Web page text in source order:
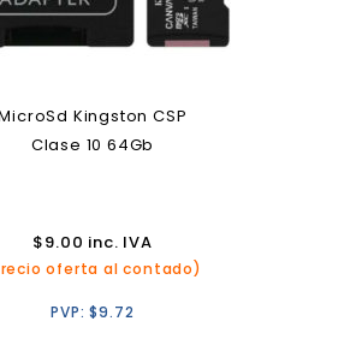
Kingston CSP
Clase 10 64Gb
$9.00 inc. IVA
oferta al contado)
PVP:$9.72